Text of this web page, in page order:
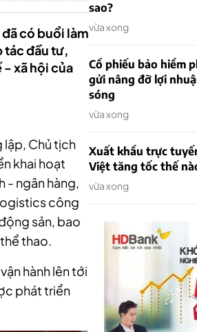
có buổi làm
tác đầu tư,
xã hội của
lập, Chủ tịch
khai hoạt
- ngân hàng,
công
sản, bao
thao.
hành lên tới
phát triển
sao?
vừa xong
Cổ phiếu bảo hiểm
gửi nâng đỡ lợi
sóng
vừa xong
Xuất khẩu trực
Việt tăng tốc thế
vừa xong